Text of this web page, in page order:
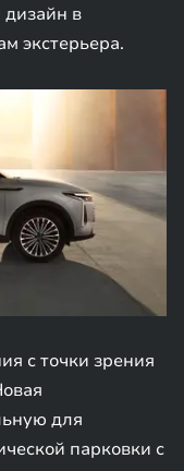
в
экстерьера.
с точки зрения
для
парковки с